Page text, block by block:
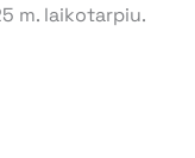
m. laikotarpiu.